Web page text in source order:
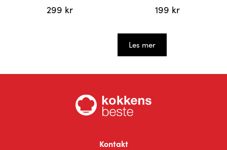
299 kr
199 kr
Les mer
Kontakt